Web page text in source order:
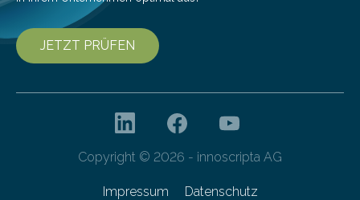
JETZT PRÜFEN
Copyright © 2026 - innoscripta AG
Impressum Datenschutz